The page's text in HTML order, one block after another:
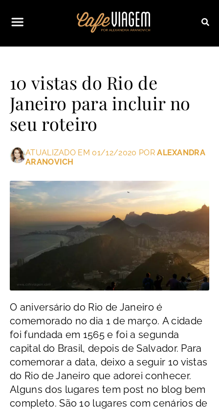
10 vistas do Rio de
Janeiro para incluir no
seu roteiro
ATUALIZADO EM 01/12/2020 PORALEXANDRA
ARANOVICH
O aniversário do Rio de Janeiro é
comemorado no dia 1 de março. A cidade
foi fundada em 1565 e foi a segunda
capital do Brasil, depois de Salvador. Para
comemorar a data, deixo a seguir 10 vistas
do Rio de Janeiro que adorei conhecer.
Alguns dos lugares tem post no blog bem
completo. São 10 lugares com cenários de